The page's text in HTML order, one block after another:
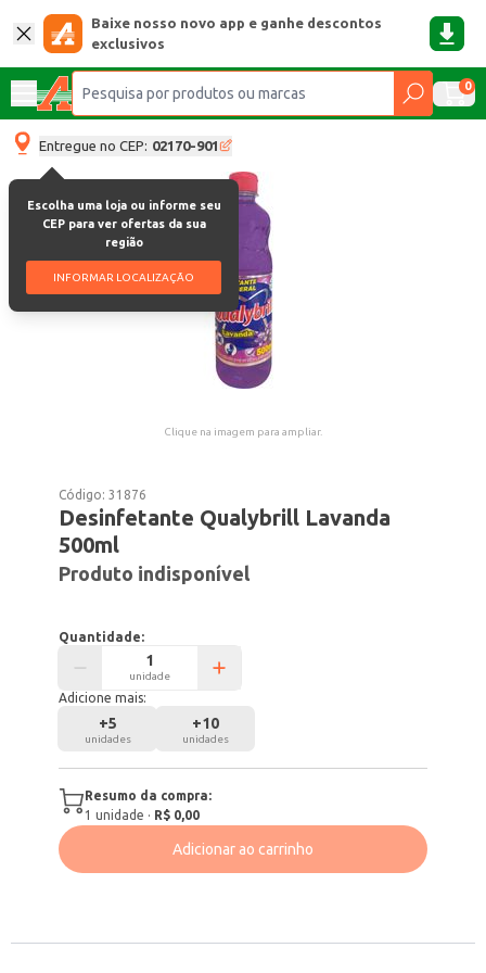
Baixe nosso novo app e ganhe descontos
exclusivos
0
Entregue no CEP: 02170-901
Escolha uma loja ou informe seu
CEP para ver ofertas da sua
região
INFORMAR LOCALIZAÇÃO
Clique na imagem para ampliar.
Código:31876
Desinfetante Qualybrill Lavanda
500ml
Produto indisponível
Quantidade:
unidade
Adicione mais:
+5
unidades
+10
unidades
Resumo da compra:
1 unidade · R$ 0,00
Adicionar ao carrinho